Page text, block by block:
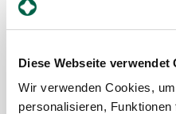
Diese Webseite verwendet
Wir verwenden Cookies,
personalisieren,
für die städtische
weiterhin rechzeitig über
gemeinsames
Mehr erfahren